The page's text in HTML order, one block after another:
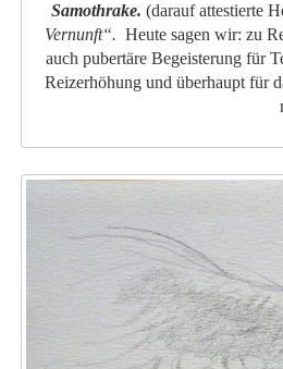
Samothrake. (darauf attestierte
Vernunft“. Heute sagen wir: zu
auch pubertäre Begeisterung für
Reizerhöhung und überhaupt für